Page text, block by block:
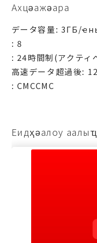
Ахцәажәара
データ容量: 3ГБ/
: 8
: 24時間制(アクティ
高速データ超過後:
: СМССМС
Еидҳәалоу